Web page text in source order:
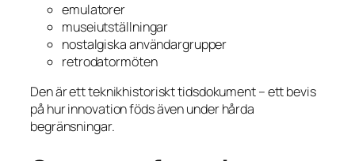
emulatorer
museiutställningar
nostalgiska användargrupper
retrodatormöten
Den är ett teknikhistoriskt tidsdokument – ett bevis
på hur innovation föds även under hårda
begränsningar.